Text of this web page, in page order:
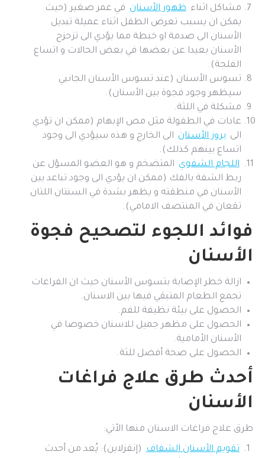
مشاكل اثناء ظهور الأسنان في عمر صغير (حيث
يمكن ان يسبب تعرض الطفل اثناء عميلة تبديل
الأسنان الى صدمة او خبطة مما يؤدي الى تزحزح
الأسنان بعيدا عن بعضها في بعض الحالات و اتساع
الفلجة).
تسوس الأسنان (عند تسوس الأسنان الجانبي
سيظهر وجود فجوة بين الأسنان).
مشكلة في اللثة.
عادات في الطفولة مثل مص الإبهام (ممكن ان تؤدي
الى بروز الأسنان الى الخارج و هذه سيؤدي الى وجود
اتساع بينهم كذلك).
اللجام الشفوي المتضخم و هو العضو المسؤل عن
ربط الشفة بالفك (ممكن ان يؤدي الى وجود تباعد بين
الأسنان في منطقته و يظهر بشدة في السنتان اللتان
تقعان في المنتصف الامامي).
فوائد اللجوء لتصحيح فجوة
الأسنان
ازالة خطر الإصابة بتسوس الأسنان حيث ان الفراغات
تجمع الطعام المتبقي فيها بين الاسنان.
الحصول على بيئة نظيفة للفم.
الحصول على مظهر جميل للاسنان خصوصا في
الأسنان الأمامية.
الحصول على صحة أفضل للثة.
أحدث طرق علاج فراغات
الأسنان
طرق علاج فراغات الاسنان منها الأتي:
تقويم الأسنان الشفاف (إنفزلاين): يُعد من أحدث